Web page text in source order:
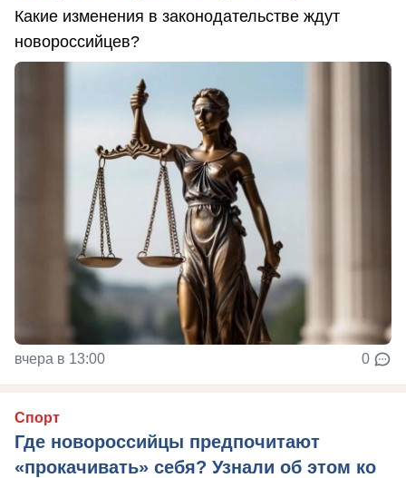
Какие изменения в законодательстве ждут
новороссийцев?
вчера в 13:00 0
Спорт
Где новороссийцы предпочитают
«прокачивать» себя? Узнали об этом ко